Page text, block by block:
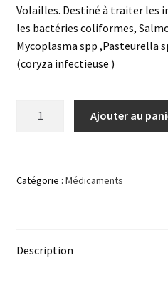
Volailles. Destiné à traiter les
les bactéries coliformes,
Mycoplasma spp ,Pasteurella
(coryza infectieuse )
Ajouter au
Catégorie : Médicaments
Description